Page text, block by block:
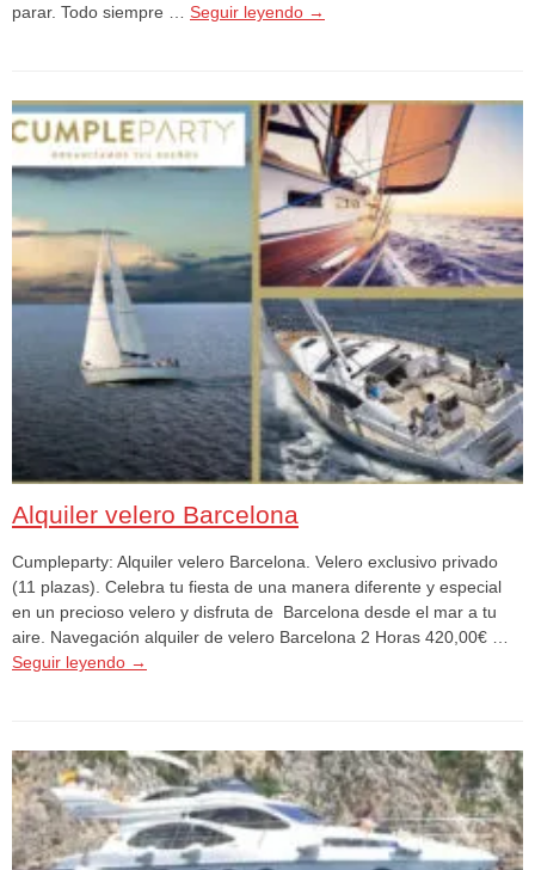
parar. Todo siempre … Seguir leyendo →
Alquiler velero Barcelona
Cumpleparty: Alquiler velero Barcelona. Velero exclusivo privado
(11 plazas). Celebra tu fiesta de una manera diferente y especial
en un precioso velero y disfruta de Barcelona desde el mar a tu
aire. Navegación alquiler de velero Barcelona 2 Horas 420,00€ …
Seguir leyendo →